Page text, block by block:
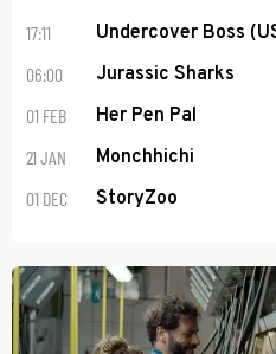
17:11 Undercover Boss
06:00 Jurassic Sharks
01 FEB Her Pen Pal
21 JAN Monchhichi
01 DEC StoryZoo